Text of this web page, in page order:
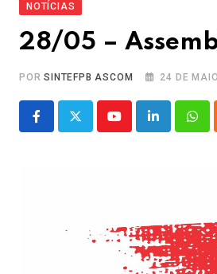
NOTÍCIAS
28/05 –
PORSINTEFPB ASCOM 24 DE
YoutubeLinkedIn